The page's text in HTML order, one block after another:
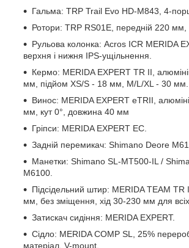
Гальма: TRP Trail Evo HD-M843, 4-
Ротори: TRP RS01E, передній 220 мм,
Рульова колонка: Acros ICR MERIDA
верхня і нижня IPS-ущільнення.
Кермо: MERIDA EXPERT TR II,
мм, підйом XS/S - 18 мм, M/L/XL - 30 мм.
Винос: MERIDA EXPERT eTRII,
мм, кут 0°, довжина 40 мм
Гріпси: MERIDA EXPERT EC.
Задній перемикач: Shimano Deore
Манетки: Shimano SL-MT500-IL /
M6100.
Підсідельний штир: MERIDA TEAM TR
мм, без зміщення, хід 30-230 мм для всіх
Затискач сидіння: MERIDA EXPERT.
Сідло: MERIDA COMP SL, 25%
матеріал, V-mount.